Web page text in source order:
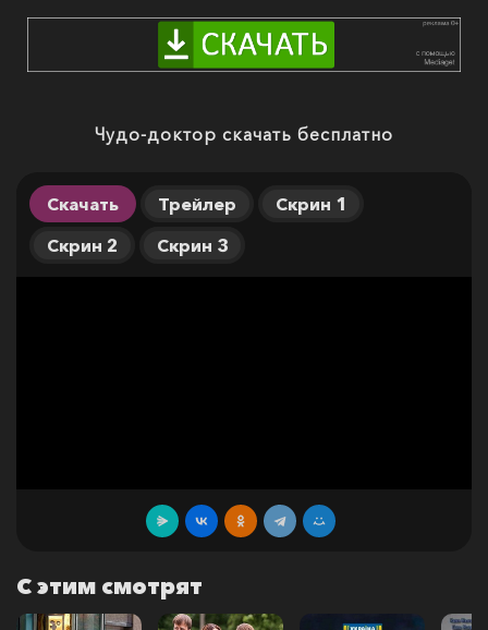
Чудо-доктор скачать бесплатно
Скачать Трейлер
Скрин 1
Скрин 2
Скрин 3
С этим смотрят